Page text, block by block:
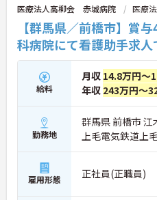
医療法人高柳会 赤城病院 医療
【群馬県／前橋市】賞
科病院にて看護助手求人
給料
月収 14.8万円～
年収 243万円～
勤務地
群馬県 前橋市 江
上毛電気鉄道上
雇用形態 正社員(正職員)